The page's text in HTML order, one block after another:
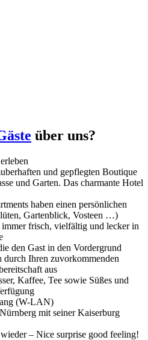
über uns?
und gepflegten Boutique
und Garten. Das charmante Hotel
haben einen persönlichen
Gartenblick, Vosteen …)
frisch, vielfältig und lecker in
den Gast in den Vordergrund
durch Ihren zuvorkommenden
aus
Kaffee, Tee sowie Süßes und
(W-LAN)
mit seiner Kaiserburg
– Nice surprise good feeling!